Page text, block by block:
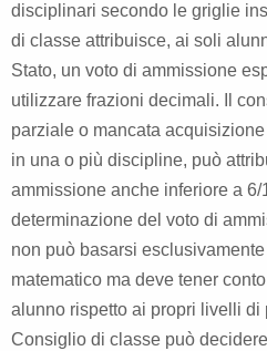
disciplinari secondo le griglie
di classe attribuisce, ai soli
Stato, un voto di ammissione
utilizzare frazioni decimali. Il
parziale o mancata
in una o più discipline, può
ammissione anche inferiore a 6/
determinazione del voto di
non può basarsi
matematico ma deve tener
alunno rispetto ai propri livelli di
Consiglio di classe può